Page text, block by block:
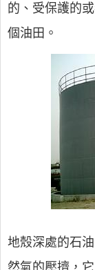
的、受保護的
個油田。
地殼深處的石
然氣的壓擠，